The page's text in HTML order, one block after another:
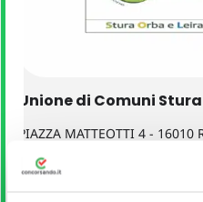
Unione di Comuni
PIAZZA MATTEOTTI 4 - 16010
VEDI ALTRI CONCORSI